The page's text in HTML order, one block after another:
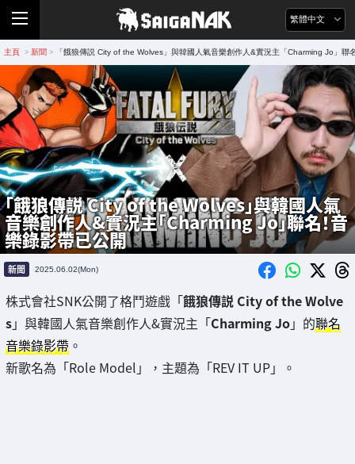
繁體中文
主頁 > 新聞 > 「餓狼傳説 City of the Wolves」與韓國人氣音樂創作人&實況主「Charming Jo」聯
「餓狼傳説 City of the Wolves」與韓國人氣
音樂創作人&實況主「Charming Jo」聯名！音
樂錄影帶已公開
新聞 2025.06.02(Mon)
株式會社SNK公開了格鬥遊戲「餓狼傳説 City of the Wolve
s」與韓國人氣音樂創作人&實況主「Charming Jo」的聯名
音樂錄影帶 。
新歌名為「Role Model」，主題為「REV IT UP」。